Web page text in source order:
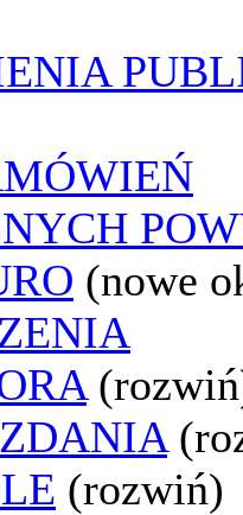
(nowe
(rozwiń)